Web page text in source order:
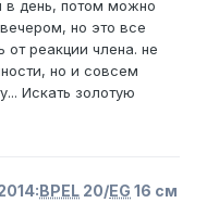
в день, потом можно
но это все
от реакции члена. не
но и совсем
Искать золотую
BPEL 20/EG 16 см